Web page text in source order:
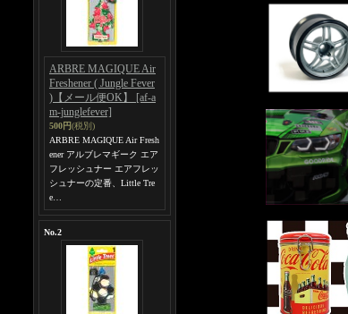
ARBRE MAGIQUE Air
Freshener ( Jungle Fever
)【メール便OK】 [af-a
m-junglefever]
500円(税別)
ARBRE MAGIQUE Air Fresh
ener アルブレマギーク エア
フレッシュナー エアフレッ
シュナーの定番、Little Tre
e…
No.2